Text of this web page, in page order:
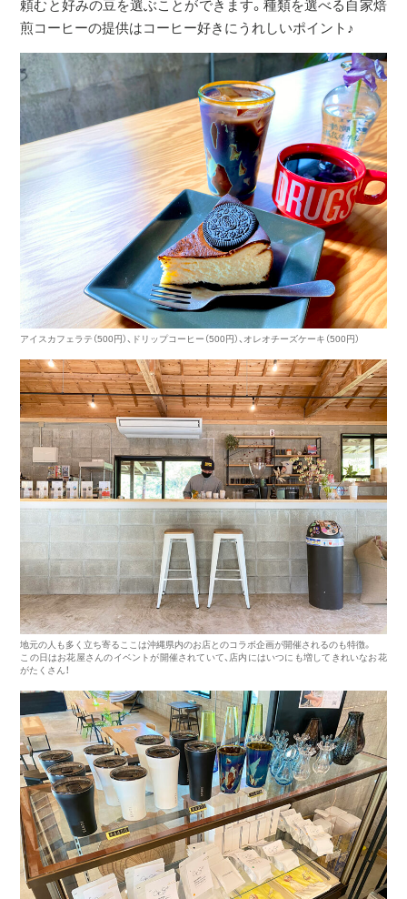
頼むと好みの豆を選ぶことができます。種類を選べる自家焙
煎コーヒーの提供はコーヒー好きにうれしいポイント♪
アイスカフェラテ（500円）、ドリップコーヒー（500円）、オレオチーズケーキ（500円）
地元の人も多く立ち寄るここは沖縄県内のお店とのコラボ企画が開催されるのも特徴。
この日はお花屋さんのイベントが開催されていて、店内にはいつにも増してきれいなお花
がたくさん！